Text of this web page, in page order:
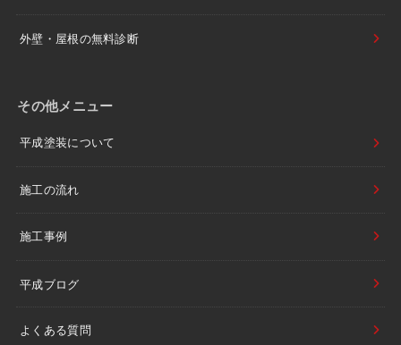
外壁・屋根の無料診断
その他メニュー
平成塗装について
施工の流れ
施工事例
平成ブログ
よくある質問